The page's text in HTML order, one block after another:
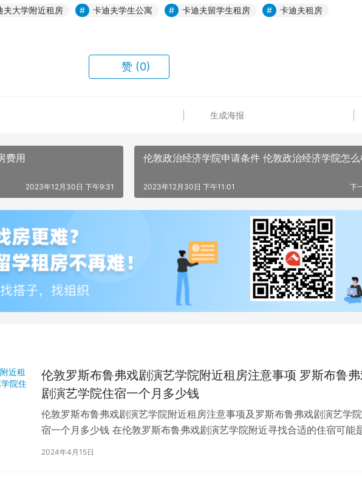
夫大学附近租房 卡迪夫学生公寓 卡迪夫留学生租房
卡迪夫租房
赞 (0)
生成海报
费用
2023年12月30日 下午9:31
伦敦政治经济学院申请条件 伦敦政治经济学院怎
下
2023年12月30日 下午11:01
伦敦罗斯布鲁弗戏剧演艺学院附近租房注意事项 罗斯布鲁
剧演艺学院住宿一个月多少钱
伦敦罗斯布鲁弗戏剧演艺学院附近租房注意事项及罗斯布鲁弗戏剧演艺学
宿一个月多少钱 在伦敦罗斯布鲁弗戏剧演艺学院附近寻找合适的住宿可能
学生活中的一项关键任务。为了帮助您顺利完成…
2024年4月15日